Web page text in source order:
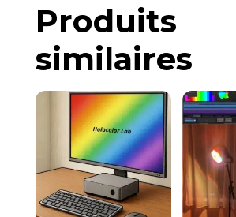
Produits
similaires